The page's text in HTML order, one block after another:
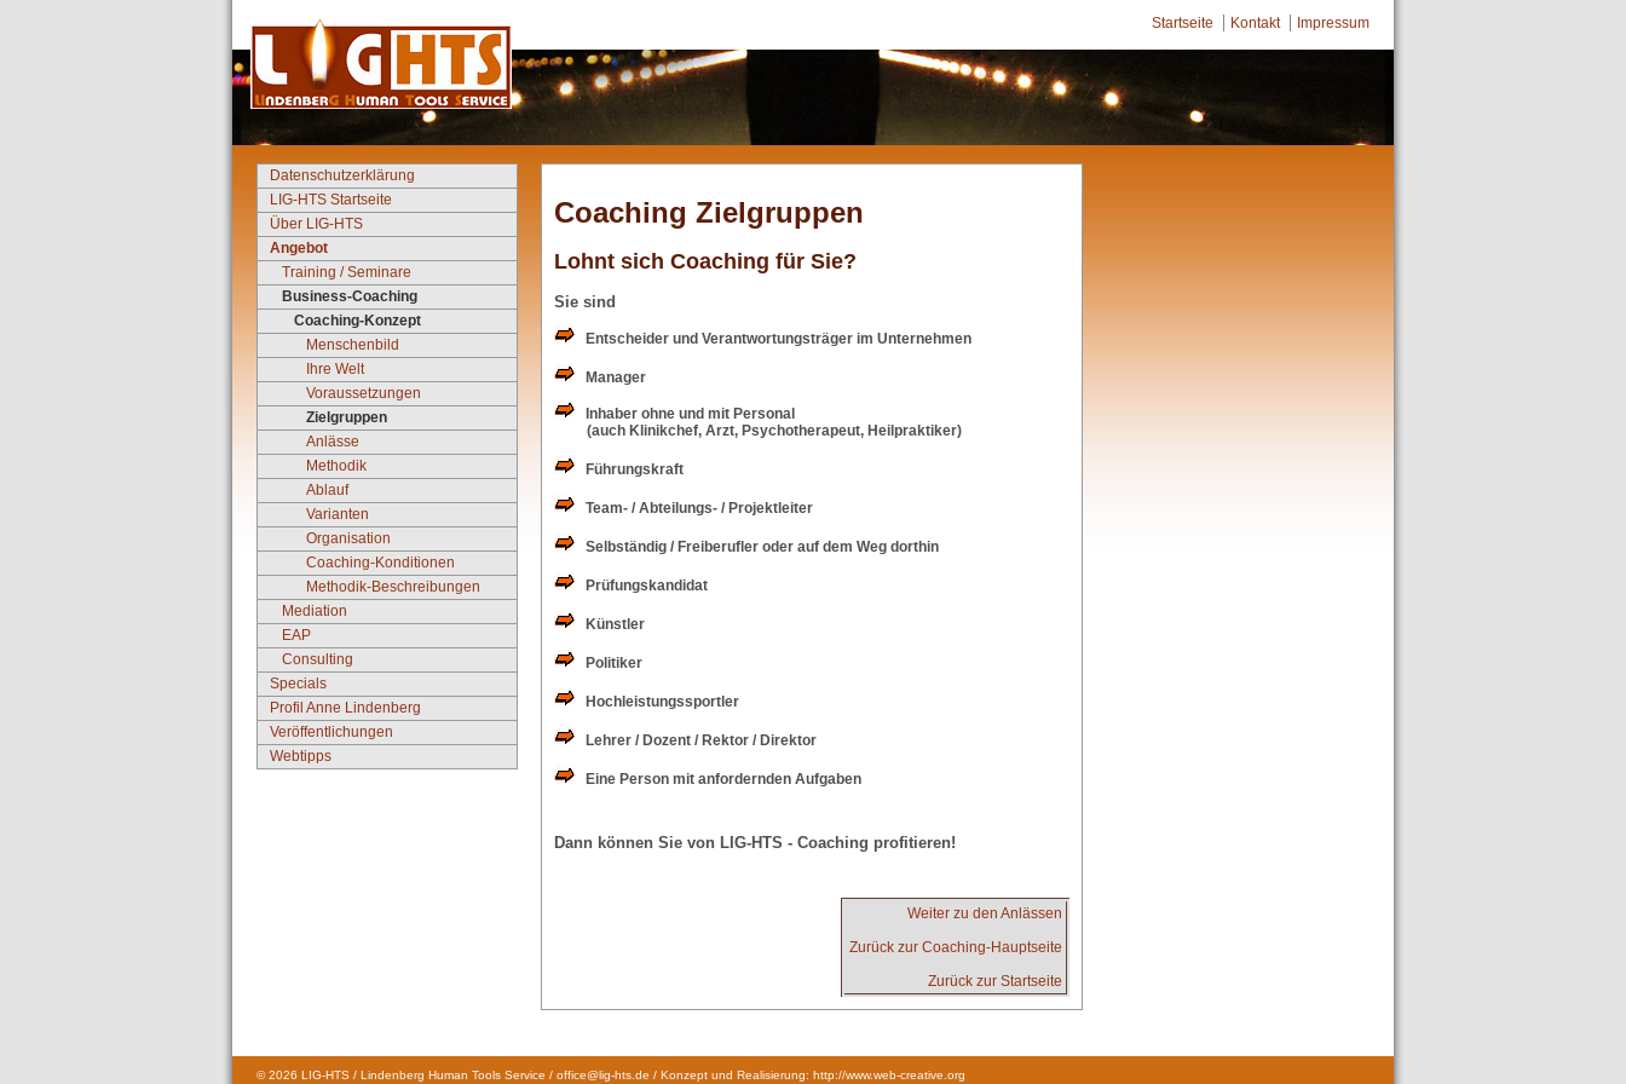
Startseite Kontakt Impressum
Datenschutzerklärung
LIG-HTS Startseite
Über LIG-HTS
Angebot
Training / Seminare
Business-Coaching
Coaching-Konzept
Menschenbild
Ihre Welt
Voraussetzungen
Zielgruppen
Anlässe
Methodik
Ablauf
Varianten
Organisation
Coaching-Konditionen
Methodik-Beschreibungen
Mediation
EAP
Consulting
Specials
Profil Anne Lindenberg
Veröffentlichungen
Webtipps
Coaching Zielgruppen
Lohnt sich Coaching für Sie?
Sie sind
Entscheider und Verantwortungsträger im Unternehmen
Manager
Inhaber ohne und mit Personal
(auch Klinikchef, Arzt, Psychotherapeut, Heilpraktiker)
Führungskraft
Team- / Abteilungs- / Projektleiter
Selbständig / Freiberufler oder auf dem Weg dorthin
Prüfungskandidat
Künstler
Politiker
Hochleistungssportler
Lehrer / Dozent / Rektor / Direktor
Eine Person mit anfordernden Aufgaben
Dann können Sie von LIG-HTS - Coaching profitieren!
Weiter zu den Anlässen
Zurück zur Coaching-Hauptseite
Zurück zur Startseite
© 2026 LIG-HTS / Lindenberg Human Tools Service / office@lig-hts.de / Konzept und Realisierung: http://www.web-creative.org